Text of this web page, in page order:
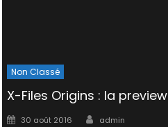
Non Classé
X-Files Origins : la preview
Posted
30 août 2016 Author
admin